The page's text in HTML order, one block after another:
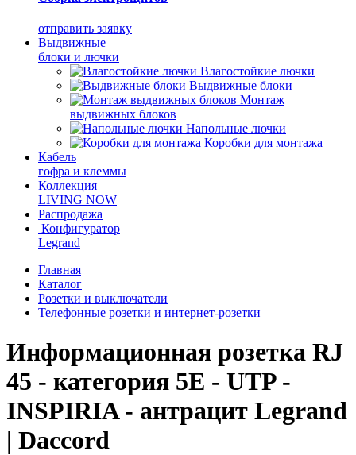
отправить заявку
Выдвижные
блоки и лючки
Влагостойкие лючки
Выдвижные блоки
Монтаж
выдвижных блоков
Напольные лючки
Коробки для монтажа
Кабель
гофра и клеммы
Коллекция
LIVING NOW
Распродажа
Конфигуратор
Legrand
Главная
Каталог
Розетки и выключатели
Телефонные розетки и интернет-розетки
Информационная розетка RJ
45 - категория 5E - UTP -
INSPIRIA - антрацит Legrand
| Daccord